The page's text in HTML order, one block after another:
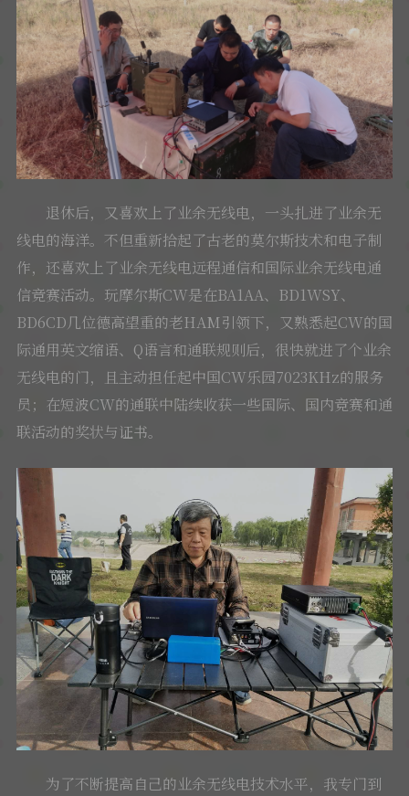
退休后，又喜欢上了业余无线电，一头扎进了业余无
线电的海洋。不但重新拾起了古老的莫尔斯技术和电子制
作，还喜欢上了业余无线电远程通信和国际业余无线电通
信竞赛活动。玩摩尔斯CW是在BA1AA、BD1WSY、
BD6CD几位德高望重的老HAM引领下，又熟悉起CW的国
际通用英文缩语、Q语言和通联规则后，很快就进了个业余
无线电的门，且主动担任起中国CW乐园7023KHz的服务
员；在短波CW的通联中陆续收获一些国际、国内竞赛和通
联活动的奖状与证书。
为了不断提高自己的业余无线电技术水平，我专门到